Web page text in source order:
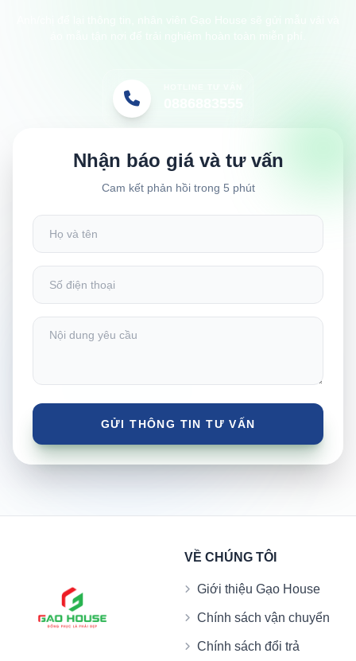
Nhận báo giá và tư vấn
Cam kết phản hồi trong 5 phút
VỀ CHÚNG TÔI
Giới thiệu Gạo House
Chính sách vận chuyển
Chính sách đổi trả